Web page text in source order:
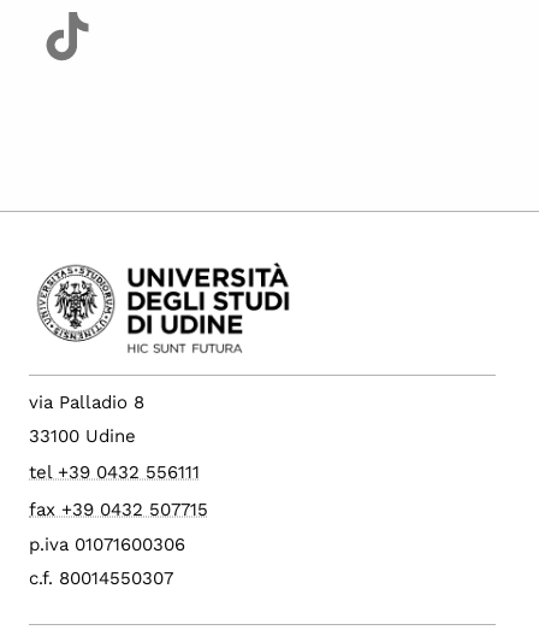
via Palladio 8
33100 Udine
tel +39 0432 556111
fax +39 0432 507715
p.iva 01071600306
c.f. 80014550307